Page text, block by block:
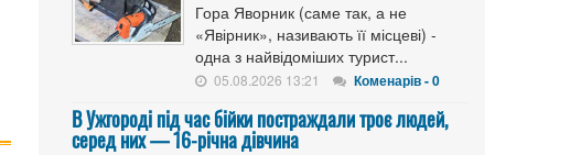
Гора Яворник (саме так, а не
«Явірник», називають її місцеві) -
одна з найвідоміших турист...
05.08.2026 13:21 Коменарів - 0
В Ужгороді під час бійки постраждали троє людей,
серед них — 16-річна дівчина